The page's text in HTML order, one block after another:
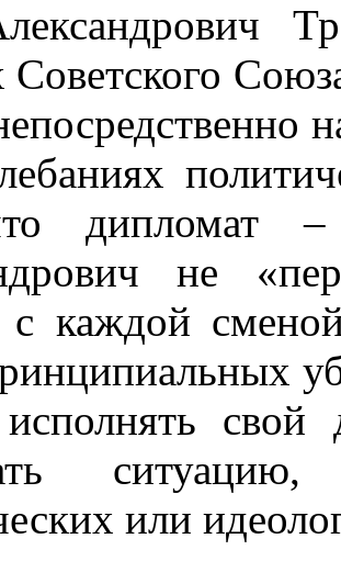
Советского
дипломат –
не
с каждой
свой
или